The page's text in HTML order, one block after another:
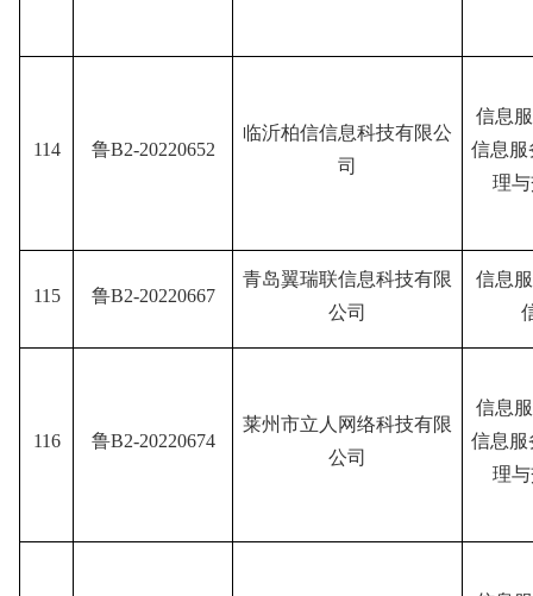
114 鲁B2-20220652
临沂柏信信息科技有限公
司
信息
信息服
理
115 鲁B2-20220667
青岛翼瑞联信息科技有限
公司
信息
116 鲁B2-20220674
莱州市立人网络科技有限
公司
信息
信息服
理